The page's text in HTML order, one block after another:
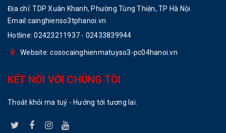
Địa chỉ: TDP Xuân Khanh, Phường Tùng Thiện, TP Hà Nội
Email:cainghienso3tphanoi.vn
Hotline:02423211937 - 02433839944
Website: cosocainghienmatuyso3-pc04hanoi.vn
KẾT NỐI VỚI CHÚNG TÔI
Thoát khỏi ma tuý - Hướng tới tương lai.